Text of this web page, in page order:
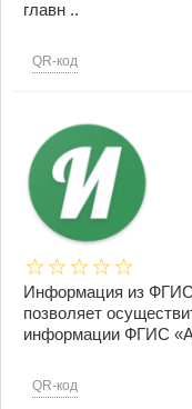
главн ..
QR-код
Информация из
позволяет
информации ФГИС
QR-код